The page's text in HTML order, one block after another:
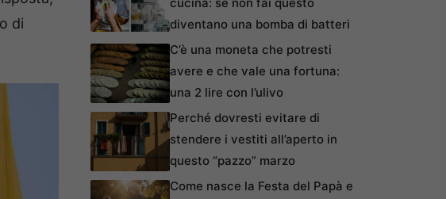
di
cucina: se non fai questo
diventano una bomba di batteri
C’è una moneta che potresti
avere e che vale una fortuna:
una 2 lire con l’ulivo
Perché dovresti evitare di
stendere i vestiti all’aperto in
questo “pazzo” marzo
Come nasce la Festa del Papà e